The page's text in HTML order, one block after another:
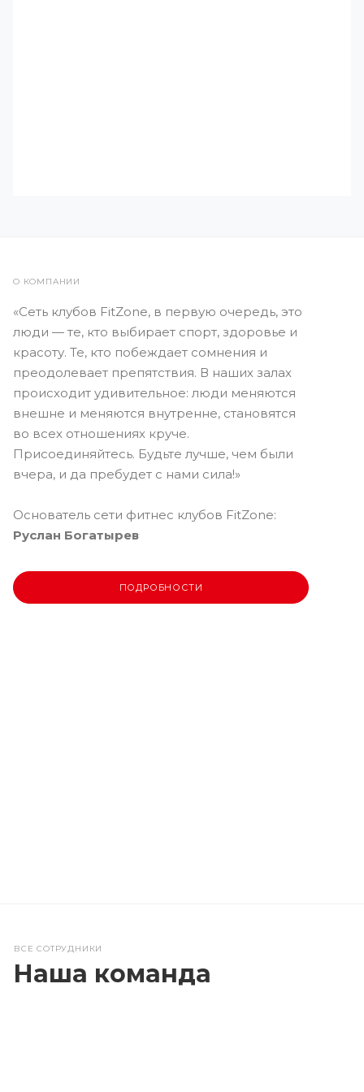
О КОМПАНИИ
«Сеть клубов FitZone, в первую очередь, это
люди — те, кто выбирает спорт, здоровье и
красоту. Те, кто побеждает сомнения и
преодолевает препятствия. В наших залах
происходит удивительное: люди меняются
внешне и меняются внутренне, становятся
во всех отношениях круче.
Присоединяйтесь. Будьте лучше, чем были
вчера, и да пребудет с нами сила!»
Основатель сети фитнес клубов FitZone:
Руслан Богатырев
ПОДРОБНОСТИ
ВСЕ СОТРУДНИКИ
Наша команда